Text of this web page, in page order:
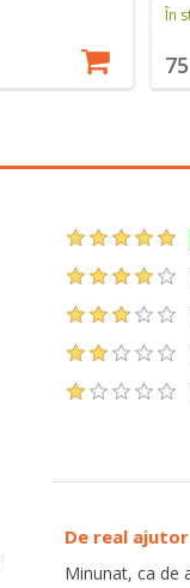
În
De real ajutor
Minunat, ca de